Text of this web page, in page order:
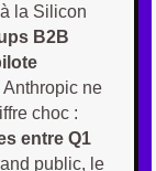
la Silicon
B2B
Anthropic ne
choc :
entre Q1
public, le